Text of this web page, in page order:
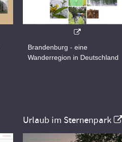
Brandenburg - eine
Wanderregion in Deutschland
Urlaub im Sternenpark